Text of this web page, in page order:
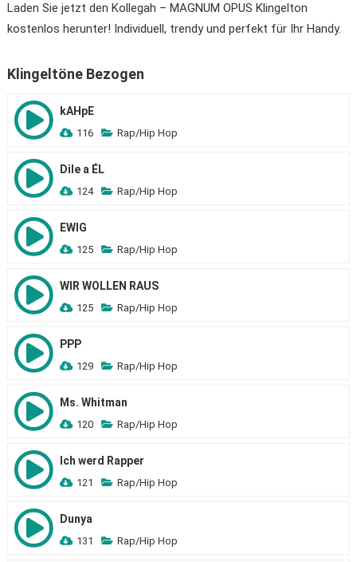
Laden Sie jetzt den Kollegah – MAGNUM OPUS Klingelton
kostenlos herunter! Individuell, trendy und perfekt für Ihr Handy.
Klingeltöne Bezogen
kAHpE
116 Rap/Hip Hop
Dile a ÉL
124 Rap/Hip Hop
EWIG
125 Rap/Hip Hop
WIR WOLLEN RAUS
125 Rap/Hip Hop
PPP
129 Rap/Hip Hop
Ms. Whitman
120 Rap/Hip Hop
Ich werd Rapper
121 Rap/Hip Hop
Dunya
131 Rap/Hip Hop